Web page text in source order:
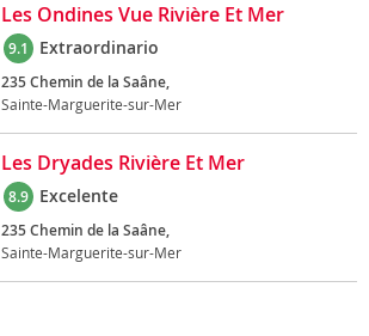
Les Ondines Vue Rivière Et Mer
9.1 Extraordinario
235 Chemin de la Saâne,
Sainte-Marguerite-sur-Mer
Les Dryades Rivière Et Mer
8.9 Excelente
235 Chemin de la Saâne,
Sainte-Marguerite-sur-Mer